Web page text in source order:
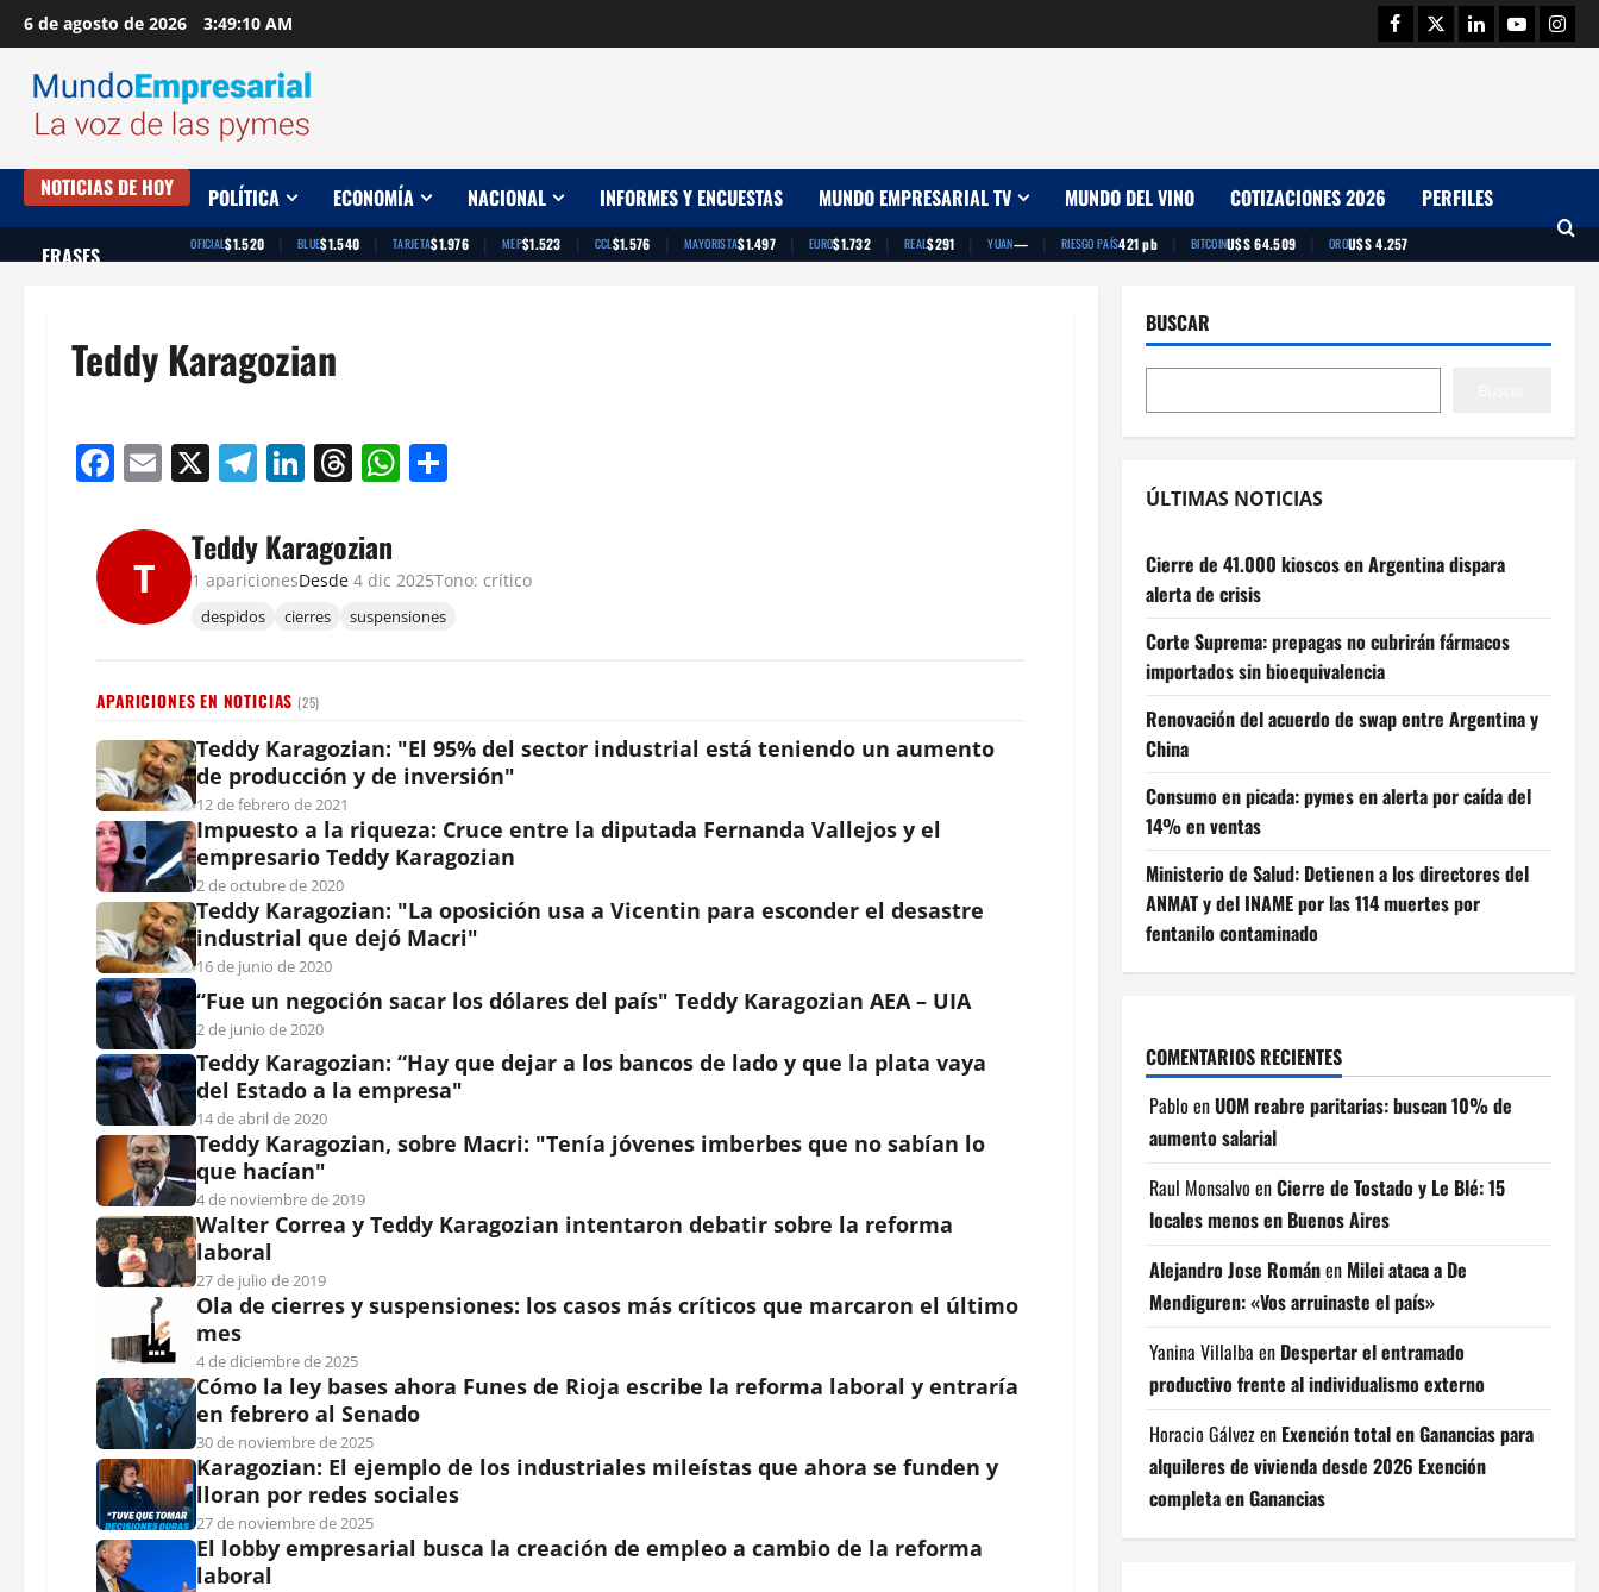
Saltar
al
contenido
6 de agosto de 2026 3:49:11 AM Facebook
TwitterLinkedinYoutube
NOTICIAS DE HOY POLÍTICA ECONOMÍA NACIONAL INFORMES Y ENCUESTAS MUNDO EMPRESARIAL TV MUNDO DEL VINO COTIZACIONES 2026 PERFILES
FRASES OFICIAL$1.520 | BLUE$1.540 | TARJETA$1.976 | MEP$1.523 | CCL$1.576 | MAYORISTA$1.497 | EURO$1.732 | REAL$291 | YUAN— | RIESGO PAÍS421 pb | BITCOINU$S 64.509 | OROU$S 4.257
Teddy Karagozian
Facebook
Email
X Telegram
LinkedIn
Threads
WhatsApp
T
Teddy Karagozian
1 aparicionesDesde 4 dic 2025Tono: crítico
despidos cierres suspensiones
APARICIONES EN NOTICIAS (25)
Teddy Karagozian: "El 95% del sector industrial está teniendo un aumento
de producción y de inversión"
12 de febrero de 2021
Impuesto a la riqueza: Cruce entre la diputada Fernanda Vallejos y el
empresario Teddy Karagozian
2 de octubre de 2020
Teddy Karagozian: "La oposición usa a Vicentin para esconder el desastre
industrial que dejó Macri"
16 de junio de 2020
“Fue un negoción sacar los dólares del país" Teddy Karagozian AEA – UIA
2 de junio de 2020
Teddy Karagozian: “Hay que dejar a los bancos de lado y que la plata vaya
del Estado a la empresa"
14 de abril de 2020
Teddy Karagozian, sobre Macri: "Tenía jóvenes imberbes que no sabían lo
que hacían"
4 de noviembre de 2019
Walter Correa y Teddy Karagozian intentaron debatir sobre la reforma
laboral
27 de julio de 2019
Ola de cierres y suspensiones: los casos más críticos que marcaron el último
mes
4 de diciembre de 2025
Cómo la ley bases ahora Funes de Rioja escribe la reforma laboral y entraría
en febrero al Senado
30 de noviembre de 2025
Karagozian: El ejemplo de los industriales mileístas que ahora se funden y
lloran por redes sociales
27 de noviembre de 2025
El lobby empresarial busca la creación de empleo a cambio de la reforma
laboral
BUSCAR
ÚLTIMAS NOTICIAS
Cierre de 41.000 kioscos en Argentina dispara
alerta de crisis
Corte Suprema: prepagas no cubrirán fármacos
importados sin bioequivalencia
Renovación del acuerdo de swap entre Argentina y
China
Consumo en picada: pymes en alerta por caída del
14% en ventas
Ministerio de Salud: Detienen a los directores del
ANMAT y del INAME por las 114 muertes por
fentanilo contaminado
COMENTARIOS RECIENTES
Pablo enUOM reabre paritarias: buscan 10% de
aumento salarial
Raul Monsalvo enCierre de Tostado y Le Blé: 15
locales menos en Buenos Aires
Alejandro Jose Románen Milei ataca a De
Mendiguren: «Vos arruinaste el país»
Yanina Villalba en Despertar el entramado
productivo frente al individualismo externo
Horacio Gálvezen Exención total en Ganancias para
alquileres de vivienda desde 2026 Exención
completa en Ganancias